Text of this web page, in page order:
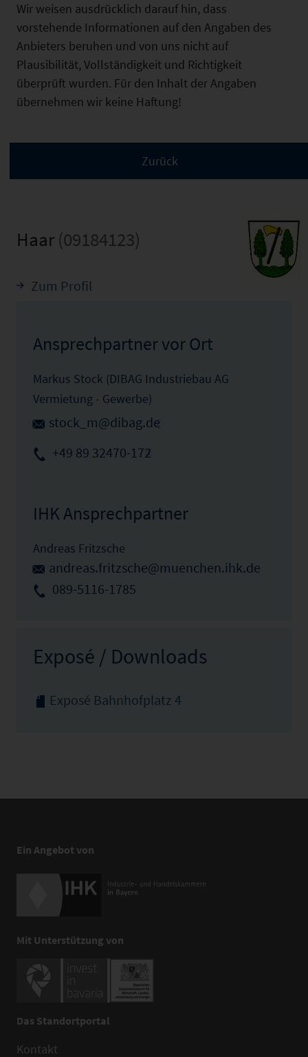
Wir weisen ausdrücklich darauf hin, dass
vorstehende Informationen auf den Angaben des
Anbieters beruhen und von uns nicht auf
Plausibilität, Vollständigkeit und Richtigkeit
überprüft wurden. Für den Inhalt der Angaben
übernehmen wir keine Haftung!
Haar (09184123)
Zum Profil
Ansprechpartner vor Ort
Markus Stock (DIBAG Industriebau AG
Vermietung - Gewerbe)
stock_m@dibag.de
+49 89 32470-172
IHK Ansprechpartner
Andreas Fritzsche
andreas.fritzsche@muenchen.ihk.de
089-5116-1785
Exposé / Downloads
Exposé Bahnhofplatz 4
Ein Angebot von
Mit Unterstützung von
Das Standortportal
Kontakt